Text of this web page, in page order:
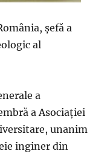
șefă a
al
a
a Asociației
unanim
inginer din